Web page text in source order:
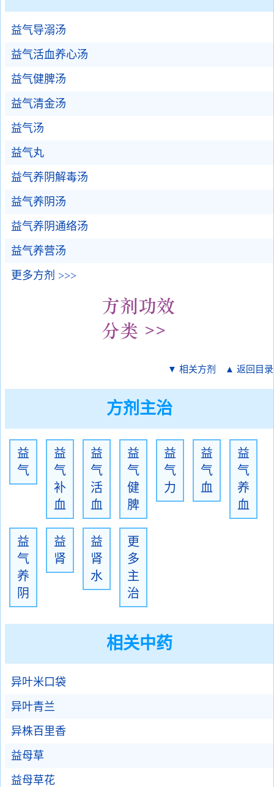
益气导溺汤
益气活血养心汤
益气健脾汤
益气清金汤
益气汤
益气丸
益气养阴解毒汤
益气养阴汤
益气养阴通络汤
益气养营汤
更多方剂 >>>
▼ 相关方剂 ▲ 返回目录
方剂主治
益
气
益
气
补
血
益
气
活
血
益
气
健
脾
益
气
力
益
气
血
益
气
养
血
益
气
养
阴
益
肾
益
肾
水
更
多
主
治
相关中药
异叶米口袋
异叶青兰
异株百里香
益母草
益母草花